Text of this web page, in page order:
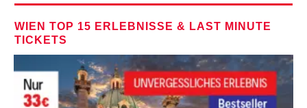
WIEN TOP 15 ERLEBNISSE & LAST MINUTE
TICKETS